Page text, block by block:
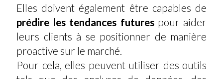
Elles doivent également être capables de
prédire les tendances futurespour aider
leurs clients à se positionner de manière
proactive sur le marché.
Pour cela, elles peuvent utiliser des outils